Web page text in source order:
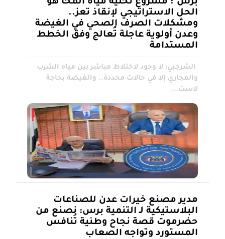
الحل الاستراتيجي لإنقاذ تعز..
ومشكلات الصرف الصحي في الغيضة
وعدن أولوية عاجلة تُعالج وفق الخطط
المستدامة
الشرجبي: لا وجود لاختلاط مباشر بين مياه الشرب
والمجاري إلا في حالات محددة.. والغيضة بحاجة
لاست...
مدير مصنع خيرات عدن للصناعات
البلاستيكية لـ التنمية برس: نصنع من
حضرموت قصة نجاح وطنية تُنافس
المستورد وتواجه الصعاب